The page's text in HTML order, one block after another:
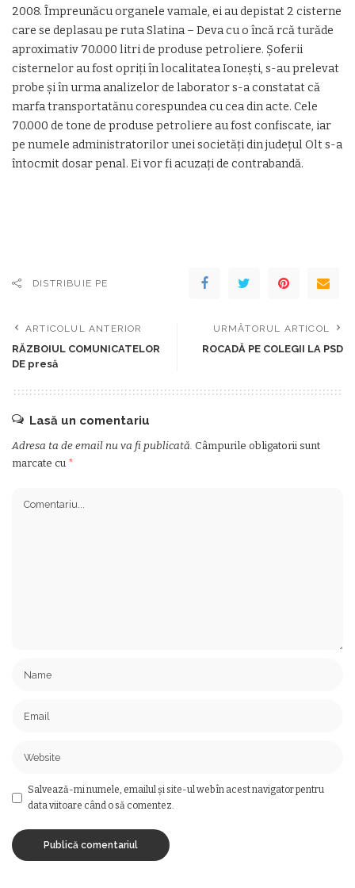
2008. Împreunăcu organele vamale, ei au depistat 2 cisterne
care se deplasau pe ruta Slatina – Deva cu o încă rcă turăde
aproximativ 70.000 litri de produse petroliere. Șoferii
cisternelor au fost opriți în localitatea Ionești, s-au prelevat
probe și în urma analizelor de laborator s-a constatat că
marfa transportatănu corespundea cu cea din acte. Cele
70.000 de tone de produse petroliere au fost confiscate, iar
pe numele administratorilor unei societăți din județul Olt s-a
întocmit dosar penal. Ei vor fi acuzați de contrabandă.
DISTRIBUIE PE
ARTICOLUL ANTERIOR
RĂZBOIUL COMUNICATELOR
DE presă
URMĂTORUL ARTICOL
ROCADĂ PE COLEGII LA PSD
Lasă un comentariu
Adresa ta de email nu va fi publicată. Câmpurile obligatorii sunt
marcate cu *
Salvează-mi numele, emailul și site-ul web în acest navigator pentru
data viitoare când o să comentez.